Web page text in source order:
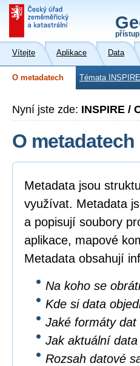
Vítejte Aplikace Data
O metadatech Témata INSPIRE
Nyní jste zde: INSPIRE /
O metadatech
Metadata jsou
využívat. Metadata
a popisují soubory
aplikace, mapové
Metadata obsahují
Na koho se
Kde si data
Jaké formáty
Jak aktuální
Rozsah datové